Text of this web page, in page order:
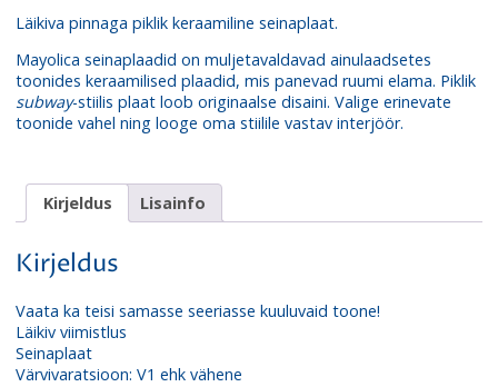
Läikiva pinnaga piklik keraamiline seinaplaat.
Mayolica seinaplaadid on muljetavaldavad ainulaadsetes
toonides keraamilised plaadid, mis panevad ruumi elama. Piklik
subway-stiilis plaat loob originaalse disaini. Valige erinevate
toonide vahel ning looge oma stiilile vastav interjöör.
Kirjeldus Lisainfo
Kirjeldus
Vaata ka teisi samasse seeriasse kuuluvaid toone!
Läikiv viimistlus
Seinaplaat
Värvivaratsioon: V1 ehk vähene